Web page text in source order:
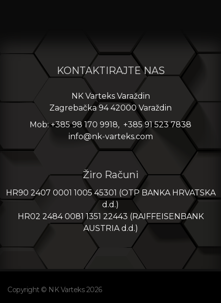
KONTAKTIRAJTE NAS
NK Varteks Varaždin
Zagrebačka 94 42000 Varaždin
Mob: +385 98 170 9918, +385 91 523 7838
info@nk-varteks.com
Žiro Računi
HR90 2407 0001 1005 45301 (OTP BANKA HRVATSKA
d.d.)
HR02 2484 0081 1351 22443 (RAIFFEISENBANK
AUSTRIA d.d.)
Copyright © NK Varteks 2026